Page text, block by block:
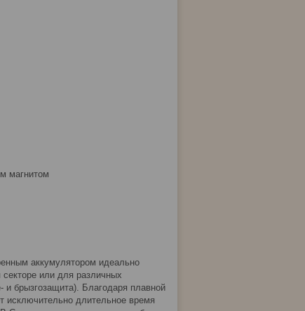
магнитом
аккумулятором идеально
или для различных
и брызгозащита). Благодаря плавной
исключительно длительное время